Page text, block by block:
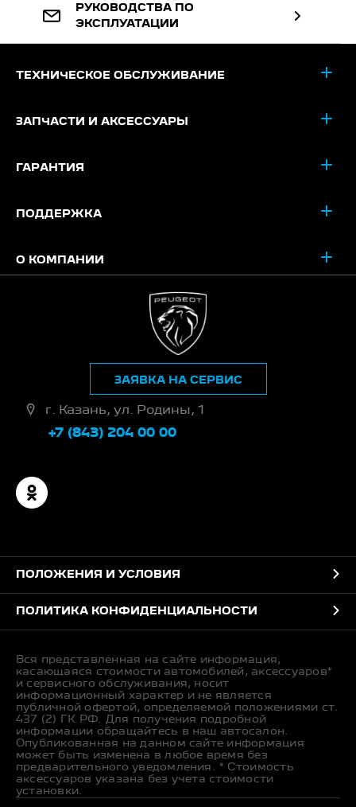
РУКОВОДСТВА ПО
ЭКСПЛУАТАЦИИ
ТЕХНИЧЕСКОЕ ОБСЛУЖИВАНИЕ
ЗАПЧАСТИ И АКСЕССУАРЫ
ГАРАНТИЯ
ПОДДЕРЖКА
О КОМПАНИИ
г. Казань, ул. Родины, 1
+7 (843) 204 00 00
ЗАЯВКА НА СЕРВИС
ПОЛОЖЕНИЯ И УСЛОВИЯ
ПОЛИТИКА КОНФИДЕНЦИАЛЬНОСТИ
Вся представленная на сайте информация,
касающаяся стоимости автомобилей, аксессуаров*
и сервисного обслуживания, носит
информационный характер и не является
публичной офертой, определяемой положениями ст.
437 (2) ГК РФ. Для получения подробной
информации обращайтесь в наш автосалон.
Опубликованная на данном сайте информация
может быть изменена в любое время без
предварительного уведомления. * Стоимость
аксессуаров указана без учета стоимости
установки.